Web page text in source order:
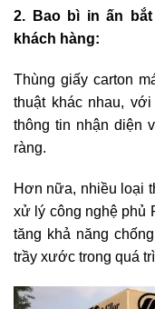
2. Bao bì in ấn
khách hàng:
Thùng giấy carton
thuật khác nhau,
thông tin nhận diện
ràng.
Hơn nữa, nhiều loại
xử lý công nghệ phủ
tăng khả năng
trầy xước trong quá